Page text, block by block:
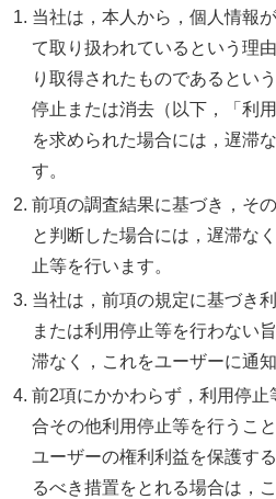
当社は，本人から，個人情報
て取り扱われているという理
り取得されたものであるとい
停止または消去（以下，「利
を求められた場合には，遅滞
す。
前項の調査結果に基づき，そ
と判断した場合には，遅滞な
止等を行います。
当社は，前項の規定に基づき
または利用停止等を行わない
滞なく，これをユーザーに通知
前2項にかかわらず，利用停
合その他利用停止等を行うこ
ユーザーの権利利益を保護す
るべき措置をとれる場合は，